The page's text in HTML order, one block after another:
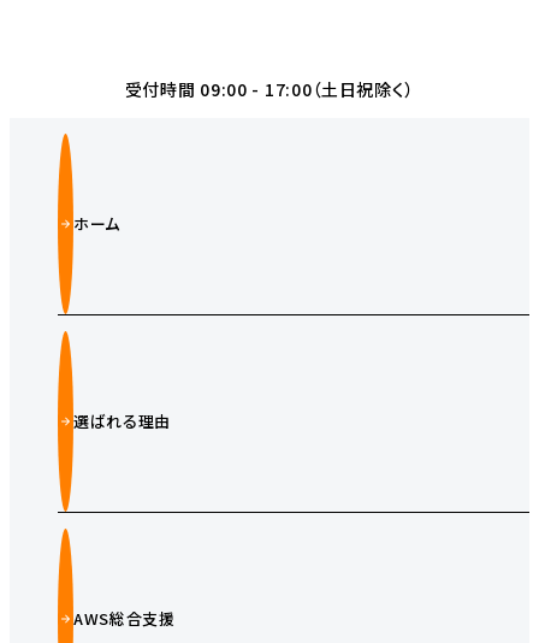
受付時間 09:00 - 17:00（土日祝除く）
ホーム
選ばれる理由
AWS総合支援